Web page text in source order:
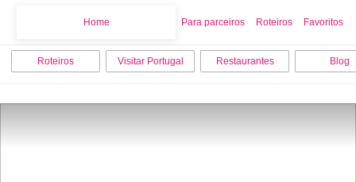
Home Para parceiros Roteiros Favoritos
Roteiros Visitar Portugal Restaurantes Blog